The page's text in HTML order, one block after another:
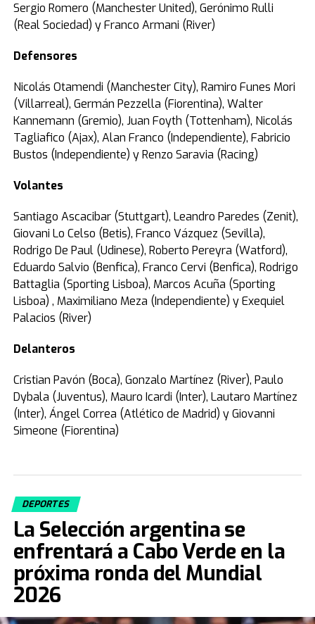
Sergio Romero (Manchester United), Gerónimo Rulli
(Real Sociedad) y Franco Armani (River)
Defensores
Nicolás Otamendi (Manchester City), Ramiro Funes Mori
(Villarreal), Germán Pezzella (Fiorentina), Walter
Kannemann (Gremio), Juan Foyth (Tottenham), Nicolás
Tagliafico (Ajax), Alan Franco (Independiente), Fabricio
Bustos (Independiente) y Renzo Saravia (Racing)
Volantes
Santiago Ascacibar (Stuttgart), Leandro Paredes (Zenit),
Giovani Lo Celso (Betis), Franco Vázquez (Sevilla),
Rodrigo De Paul (Udinese), Roberto Pereyra (Watford),
Eduardo Salvio (Benfica), Franco Cervi (Benfica), Rodrigo
Battaglia (Sporting Lisboa), Marcos Acuña (Sporting
Lisboa) , Maximiliano Meza (Independiente) y Exequiel
Palacios (River)
Delanteros
Cristian Pavón (Boca), Gonzalo Martínez (River), Paulo
Dybala (Juventus), Mauro Icardi (Inter), Lautaro Martínez
(Inter), Ángel Correa (Atlético de Madrid) y Giovanni
Simeone (Fiorentina)
DEPORTES
La Selección argentina se
enfrentará a Cabo Verde en la
próxima ronda del Mundial
2026